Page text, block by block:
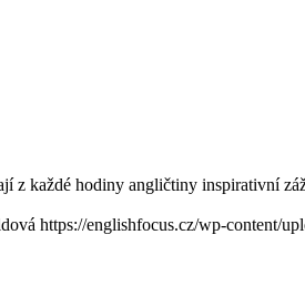
z každé hodiny angličtiny inspirativní
https://englishfocus.cz/wp-content/